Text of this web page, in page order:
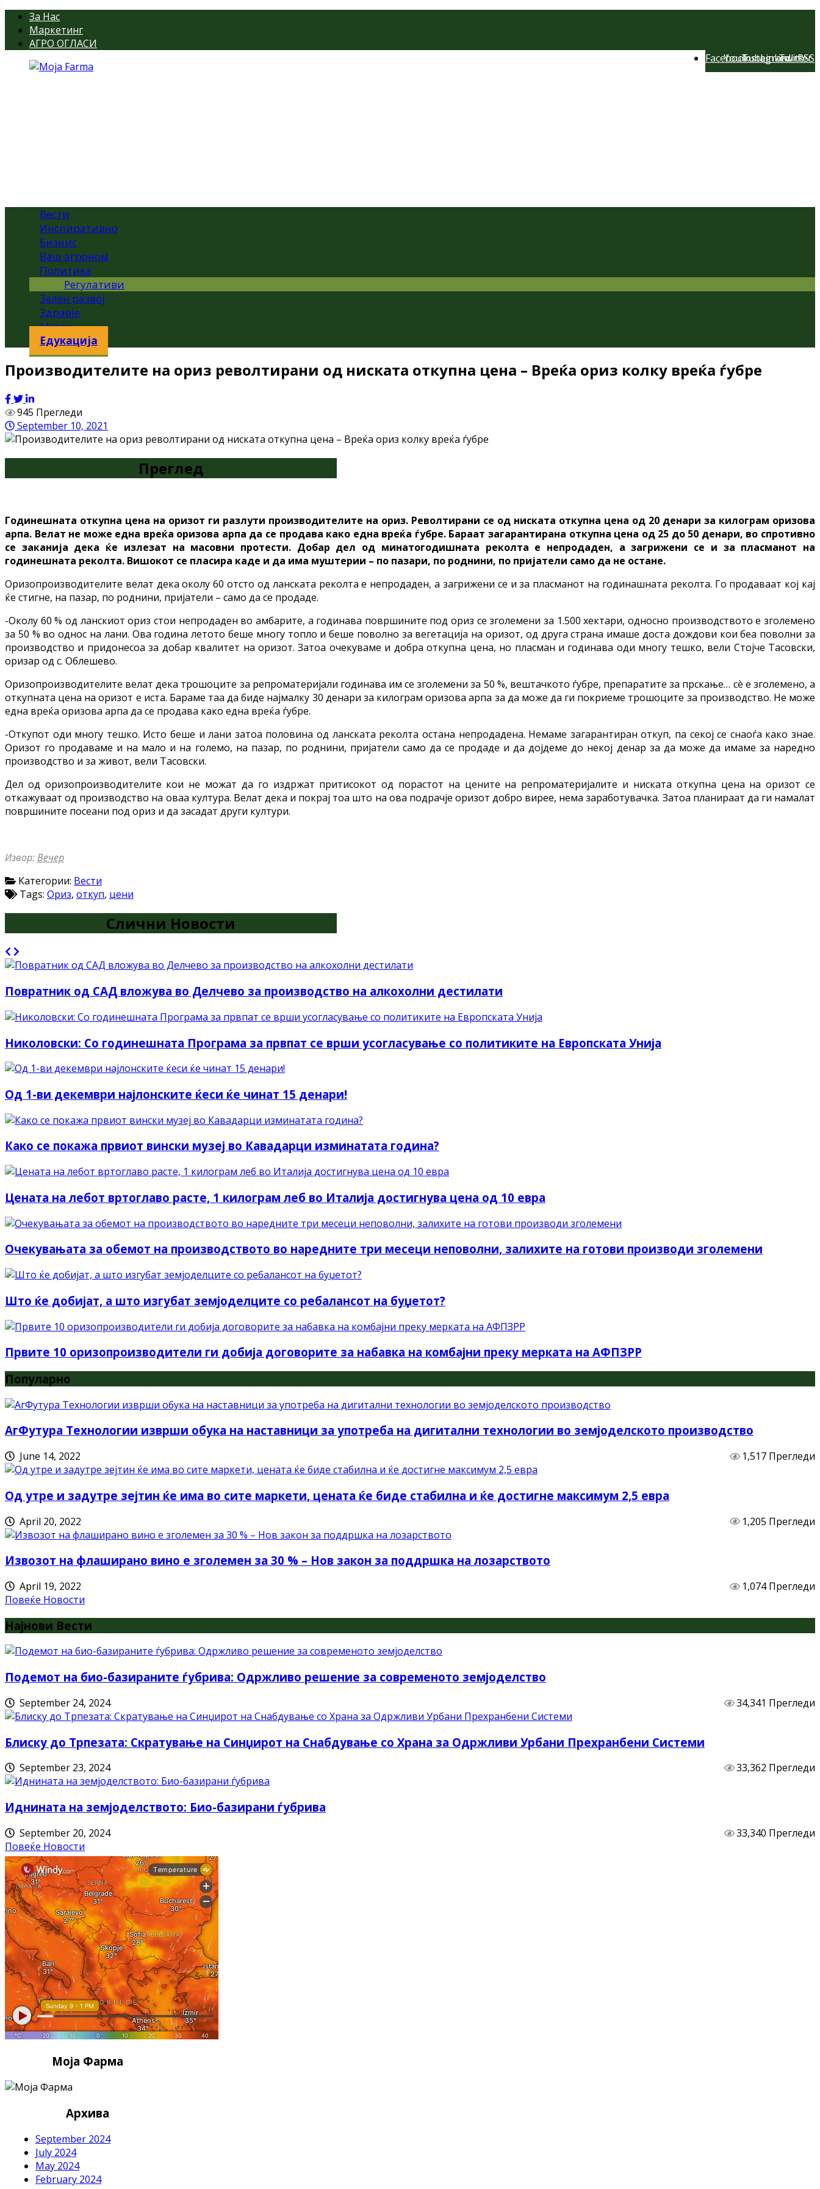
За Нас
Маркетинг
АГРО ОГЛАСИ
RSS
Twitter
LinkedIn
Instagram
YouTube
Facebook
Вести
Инспиративно
Бизнис
Ваш агроном
Политика
Регулативи
Зелен развој
Здравје
Метео
Едукација
Производителите на ориз револтирани од ниската откупна цена – Вреќа ориз колку вреќа ѓубре
945 Прегледи
September 10, 2021
Преглед
Годинешната откупна цена на оризот ги разлути производителите на ориз. Револтирани се од ниската откупна цена од 20 денари за килограм оризова
арпа. Велат не може една вреќа оризова арпа да се продава како една вреќа ѓубре. Бараат загарантирана откупна цена од 25 до 50 денари, во спротивно
се заканија дека ќе излезат на масовни протести. Добар дел од минатогодишната реколта е непродаден, а загрижени се и за пласманот на
годинешната реколта. Вишокот се пласира каде и да има муштерии – по пазари, по роднини, по пријатели само да не остане.
Оризопроизводителите велат дека околу 60 отсто од ланската реколта е непродаден, а загрижени се и за пласманот на годинашната реколта. Го продаваат кој кај
ќе стигне, на пазар, по роднини, пријатели – само да се продаде.
-Околу 60 % од ланскиот ориз стои непродаден во амбарите, а годинава површините под ориз се зголемени за 1.500 хектари, односно производството е зголемено
за 50 % во однос на лани. Ова година летото беше многу топло и беше поволно за вегетација на оризот, од друга страна имаше доста дождови кои беа поволни за
производство и придонесоа за добар квалитет на оризот. Затоа очекуваме и добра откупна цена, но пласман и годинава оди многу тешко, вели Стојче Тасовски,
оризар од с. Облешево.
Оризопроизводителите велат дека трошоците за репроматеријали годинава им се зголемени за 50 %, вештачкото ѓубре, препаратите за прскање… сè е зголемено, а
откупната цена на оризот е иста. Бараме таа да биде најмалку 30 денари за килограм оризова арпа за да може да ги покриеме трошоците за производство. Не може
една вреќа оризова арпа да се продава како една вреќа ѓубре.
-Откупот оди многу тешко. Исто беше и лани затоа половина од ланската реколта остана непродадена. Немаме загарантиран откуп, па секој се снаоѓа како знае.
Оризот го продаваме и на мало и на големо, на пазар, по роднини, пријатели само да се продаде и да дојдеме до некој денар за да може да имаме за наредно
производство и за живот, вели Тасовски.
Дел од оризопроизводителите кои не можат да го издржат притисокот од порастот на цените на репроматеријалите и ниската откупна цена на оризот се
откажуваат од производство на оваа култура. Велат дека и покрај тоа што на ова подрачје оризот добро вирее, нема заработувачка. Затоа планираат да ги намалат
површините посеани под ориз и да засадат други култури.
Извор:Вечер
Категории: Вести
Tags: Ориз, откуп, цени
Слични Новости
Повратник од САД вложува во Делчево за производство на алкохолни дестилати
Николовски: Со годинешната Програма за првпат се врши усогласување со политиките на Европската Унија
Од 1-ви декември најлонските ќеси ќе чинат 15 денари!
Како се покажа првиот вински музеј во Кавадарци изминатата година?
Цената на лебот вртоглаво расте, 1 килограм леб во Италија достигнува цена од 10 евра
Очекувањата за обемот на производството во наредните три месеци неповолни, залихите на готови производи зголемени
Што ќе добијат, а што изгубат земјоделците со ребалансот на буџетот?
Првите 10 оризопроизводители ги добија договорите за набавка на комбајни преку мерката на АФПЗРР
Популарно
АгФутура Технологии изврши обука на наставници за употреба на дигитални технологии во земјоделското производство
June 14, 2022 1,517 Прегледи
Од утре и задутре зејтин ќе има во сите маркети, цената ќе биде стабилна и ќе достигне максимум 2,5 евра
April 20, 2022 1,205 Прегледи
Извозот на флаширано вино е зголемен за 30 % – Нов закон за поддршка на лозарството
April 19, 2022
1,074 Прегледи
Повеќе Новости
Најнови Вести
Подемот на био-базираните ѓубрива: Одржливо решение за современото земјоделство
September 24, 2024 34,341 Прегледи
Блиску до Трпезата: Скратување на Синџирот на Снабдување со Храна за Одржливи Урбани Прехранбени Системи
September 23, 2024 33,362 Прегледи
Иднината на земјоделството: Био-базирани ѓубрива
September 20, 2024
33,340 Прегледи
Повеќе Новости
Моја Фарма
Архива
September 2024
July 2024
May 2024
February 2024